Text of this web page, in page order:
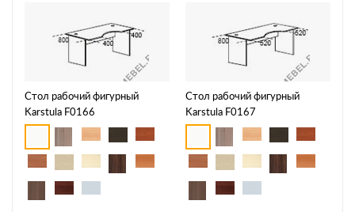
Стол рабочий фигурный
Karstula F0166
Стол рабочий фигурный
Karstula F0167